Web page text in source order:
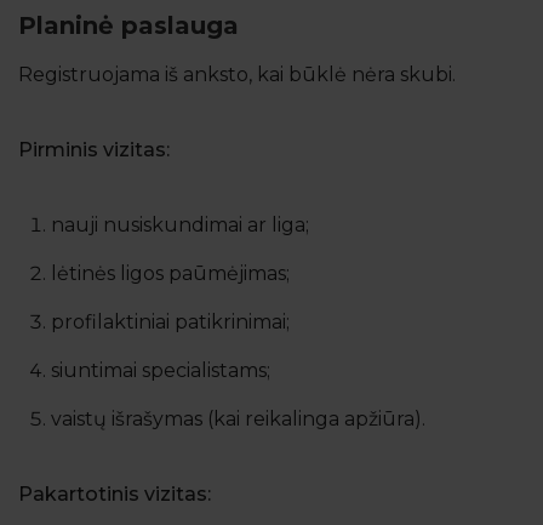
Planinė paslauga
Registruojama iš anksto, kai būklė nėra skubi.
Pirminis vizitas:
nauji nusiskundimai ar liga;
lėtinės ligos paūmėjimas;
profilaktiniai patikrinimai;
siuntimai specialistams;
vaistų išrašymas (kai reikalinga apžiūra).
Pakartotinis vizitas: